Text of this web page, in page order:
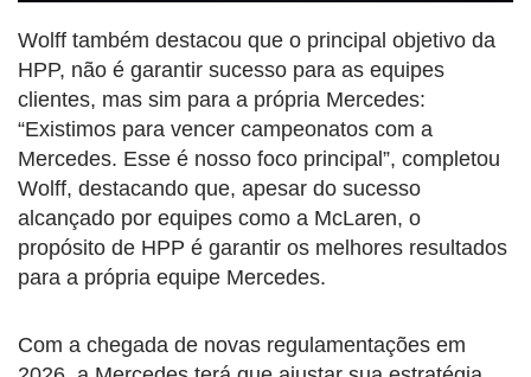
Wolff também destacou que o principal objetivo da
HPP, não é garantir sucesso para as equipes
clientes, mas sim para a própria Mercedes:
“Existimos para vencer campeonatos com a
Mercedes. Esse é nosso foco principal”, completou
Wolff, destacando que, apesar do sucesso
alcançado por equipes como a McLaren, o
propósito de HPP é garantir os melhores resultados
para a própria equipe Mercedes.
Com a chegada de novas regulamentações em